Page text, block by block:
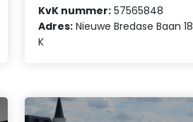
KvK nummer: 57565848
Adres: Nieuwe Bredase Baan 18
K